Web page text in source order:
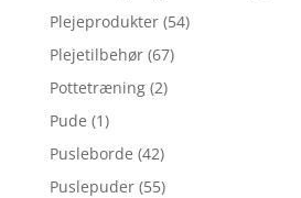
Plejeprodukter (54)
Plejetilbehør (67)
Pottetræning (2)
Pude (1)
Pusleborde (42)
Puslepuder (55)